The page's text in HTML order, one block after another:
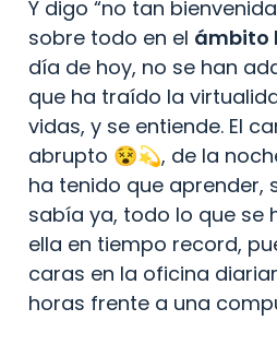
Y digo “no tan
sobre todo en el ámbito
día de hoy, no se han
que ha traído la
vidas, y se entiende. El
abrupto 😵💫, de la
ha tenido que aprender,
sabía ya, todo lo que se
ella en tiempo record,
caras en la oficina
horas frente a una